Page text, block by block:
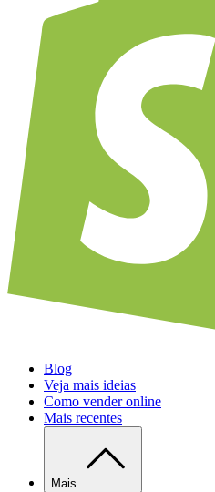
Blog
Veja mais ideias
Como vender online
Mais recentes
Mais